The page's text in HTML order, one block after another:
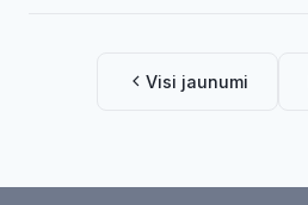
Visi jaunumi